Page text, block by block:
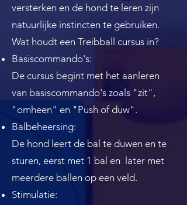
versterken en de hond te leren zijn
natuurlijke instincten te gebruiken.
Wat houdt een Treibball cursus in?
Basiscommando's:
De cursus begint met het aanleren
van basiscommando's zoals "zit",
"omheen" en "Push of duw".
Balbeheersing:
De hond leert de bal te duwen en te
sturen, eerst met 1 bal en later met
meerdere ballen op een veld.
Stimulatie: